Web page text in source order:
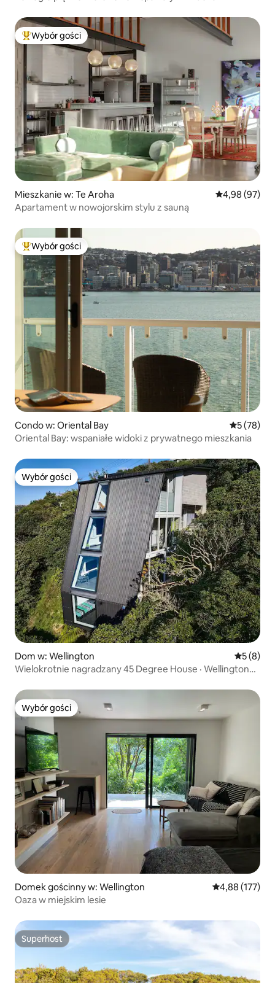
Najpopularniejsze z kategorii Wybór gości
Wybór gości
Mieszkanie w: Te Aroha Średnia
4,98 (97)
Apartament w nowojorskim stylu z sauną
Najpopularniejsze z kategorii Wybór gości
Wybór gości
Condo w: Oriental Bay Średnia
5 (78)
Oriental Bay: wspaniałe widoki z prywatnego mieszkania
Wybór gości
Wybór gości
Dom w: Wellington Średnia
5 (8)
Wielokrotnie nagradzany 45 Degree House · Wellington
Wybór gości
Wybór gości
Domek gościnny w: Wellington Średnia
4,88 (177)
Oaza w miejskim lesie
Superhost
Superhost